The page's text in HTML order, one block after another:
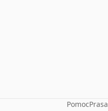
PomocPrasa